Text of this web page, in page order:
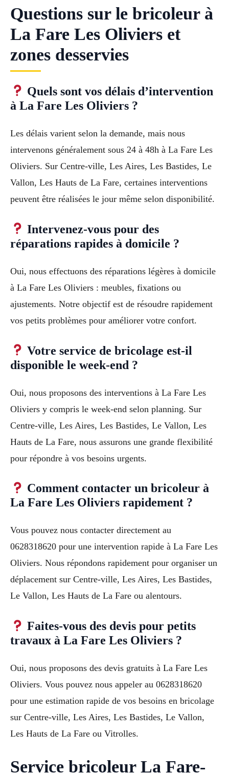
Questions sur le bricoleur à
La Fare Les Oliviers et
zones desservies
Quels sont vos délais d’intervention
à La Fare Les Oliviers ?
Les délais varient selon la demande, mais nous
intervenons généralement sous 24 à 48h à La Fare Les
Oliviers. Sur Centre-ville, Les Aires, Les Bastides, Le
Vallon, Les Hauts de La Fare, certaines interventions
peuvent être réalisées le jour même selon disponibilité.
Intervenez-vous pour des
réparations rapides à domicile ?
Oui, nous effectuons des réparations légères à domicile
à La Fare Les Oliviers : meubles, fixations ou
ajustements. Notre objectif est de résoudre rapidement
vos petits problèmes pour améliorer votre confort.
Votre service de bricolage est-il
disponible le week-end ?
Oui, nous proposons des interventions à La Fare Les
Oliviers y compris le week-end selon planning. Sur
Centre-ville, Les Aires, Les Bastides, Le Vallon, Les
Hauts de La Fare, nous assurons une grande flexibilité
pour répondre à vos besoins urgents.
Comment contacter un bricoleur à
La Fare Les Oliviers rapidement ?
Vous pouvez nous contacter directement au
0628318620 pour une intervention rapide à La Fare Les
Oliviers. Nous répondons rapidement pour organiser un
déplacement sur Centre-ville, Les Aires, Les Bastides,
Le Vallon, Les Hauts de La Fare ou alentours.
Faites-vous des devis pour petits
travaux à La Fare Les Oliviers ?
Oui, nous proposons des devis gratuits à La Fare Les
Oliviers. Vous pouvez nous appeler au 0628318620
pour une estimation rapide de vos besoins en bricolage
sur Centre-ville, Les Aires, Les Bastides, Le Vallon,
Les Hauts de La Fare ou Vitrolles.
Service bricoleur La Fare-